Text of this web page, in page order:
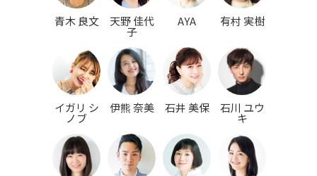
青木 良文 天野 佳代
子
AYA 有村 実樹
イガリ シ
ノブ
伊熊 奈美 石井 美保 石川 ユウ
キ